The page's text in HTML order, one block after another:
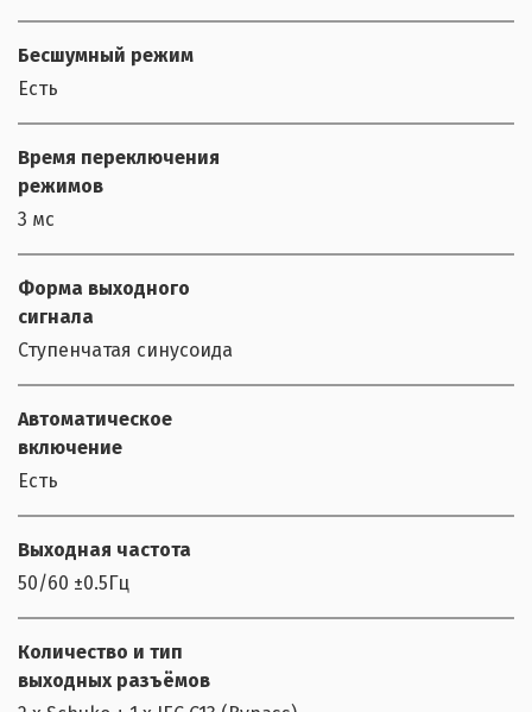
Бесшумный режим
Есть
Время переключения
режимов
3 мс
Форма выходного
сигнала
Ступенчатая синусоида
Автоматическое
включение
Есть
Выходная частота
50/60 ±0.5Гц
Количество и тип
выходных разъёмов